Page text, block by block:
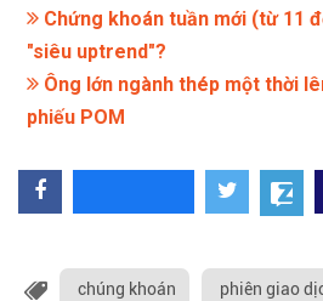
Chứng khoán tuần mới (từ 11
"siêu uptrend"?
Ông lớn ngành thép một thời
phiếu POM
chúng khoán phiên giao